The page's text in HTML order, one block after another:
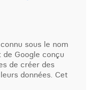
sous le nom
Google conçu
de créer des
données. Cet